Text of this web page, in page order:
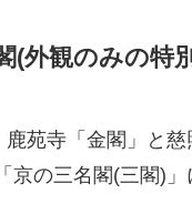
(外観のみの特
苑寺「金閣」と慈
京の三名閣(三閣)